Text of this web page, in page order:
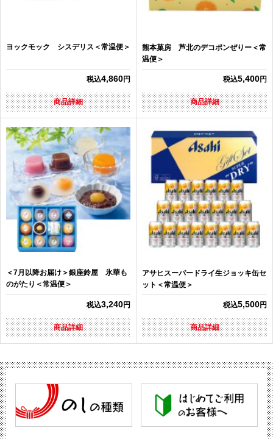
ヨックモック シスデリス＜常温便＞
税込4,860円
商品詳細
熊本菓房 芦北のデコポンぜりー＜常
温便＞
税込5,400円
商品詳細
＜7月以降お届け＞銀座鈴屋 氷華も
のがたり＜常温便＞
税込3,240円
商品詳細
アサヒスーパードライ生ジョッキ缶セ
ット＜常温便＞
税込5,500円
商品詳細